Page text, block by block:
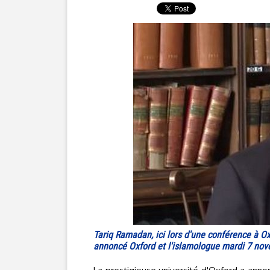
Tariq Ramadan, ici lors d'une conférence à
annoncé Oxford et l'islamologue mardi 7